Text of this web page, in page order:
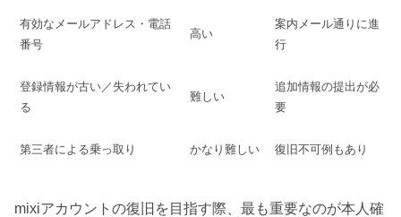
有効なメールアドレス・電話
番号
高い
案内メール通りに進
行
登録情報が古い／失われてい
る
難しい
追加情報の提出が必
要
第三者による乗っ取り かなり難しい 復旧不可例もあり
mixiアカウントの復旧を目指す際、最も重要なのが本人確